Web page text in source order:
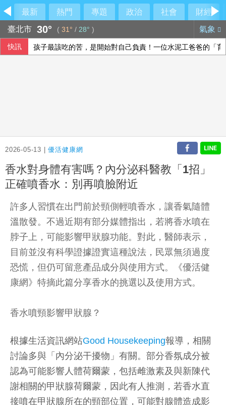
最新 熱門 專題 政治 社會
財經
臺北市 30° ( 31° / 28° ) 氣象
快訊 孩子最該吃的苦，是開始對自己負責！一位水泥工爸爸的「育
2026-05-13 |優活健康網
香水對身體有害嗎？內分泌科醫教「1招」
正確噴香水：別再噴臉附近
許多人習慣在出門前於頸側輕噴香水，讓香氣隨體
溫散發。不過近期有部分媒體指出，若將香水噴在
脖子上，可能影響甲狀腺功能。對此，醫師表示，
目前並沒有科學證據證實這種說法，民眾無須過度
恐慌，但仍可留意產品成分與使用方式。《優活健
康網》特摘此篇分享香水的挑選以及使用方式。
香水噴頸影響甲狀腺？
根據生活資訊網站Good Housekeeping報導，相關
討論多與「內分泌干擾物」有關。部分香氛成分被
認為可能影響人體荷爾蒙，包括雌激素及與新陳代
謝相關的甲狀腺荷爾蒙，因此有人推測，若香水直
接噴在甲狀腺所在的頸部位置，可能對腺體造成影